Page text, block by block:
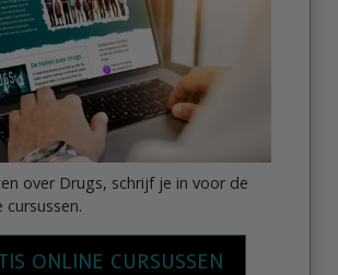
over Drugs, schrijf je in voor de
cursussen.
ONLINE CURSUSSEN